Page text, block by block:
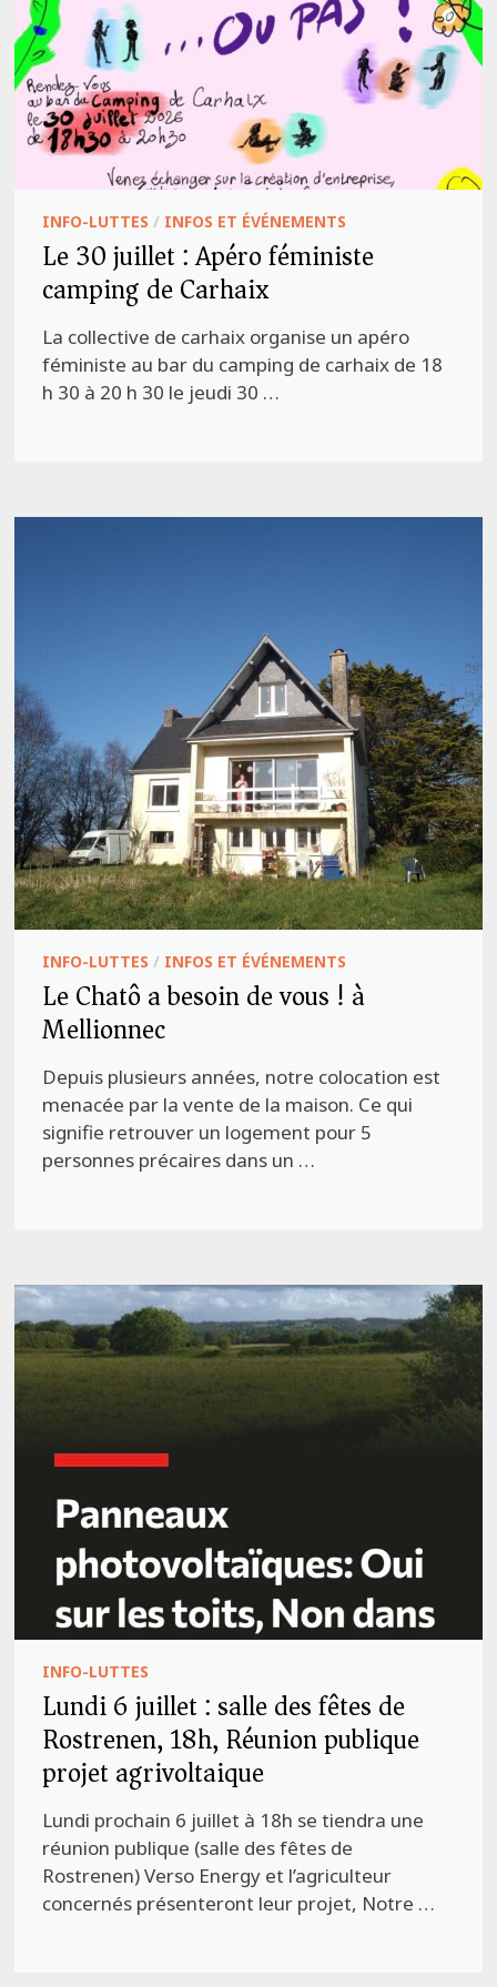
INFO-LUTTES / INFOS ET ÉVÉNEMENTS
Le 30 juillet : Apéro féministe
camping de Carhaix
La collective de carhaix organise un apéro
féministe au bar du camping de carhaix de 18
h 30 à 20 h 30 le jeudi 30 …
INFO-LUTTES / INFOS ET ÉVÉNEMENTS
Le Chatô a besoin de vous ! à
Mellionnec
Depuis plusieurs années, notre colocation est
menacée par la vente de la maison. Ce qui
signifie retrouver un logement pour 5
personnes précaires dans un …
INFO-LUTTES
Lundi 6 juillet : salle des fêtes de
Rostrenen, 18h, Réunion publique
projet agrivoltaique
Lundi prochain 6 juillet à 18h se tiendra une
réunion publique (salle des fêtes de
Rostrenen) Verso Energy et l’agriculteur
concernés présenteront leur projet, Notre …